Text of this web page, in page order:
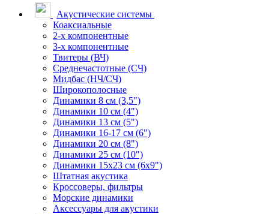
Акустические системы
Коаксиальные
2-х компонентные
3-х компонентные
Твитеры (ВЧ)
Среднечастотные (СЧ)
Мидбас (НЧ/СЧ)
Широкополосные
Динамики 8 см (3,5")
Динамики 10 см (4")
Динамики 13 см (5")
Динамики 16-17 см (6")
Динамики 20 см (8")
Динамики 25 см (10")
Динамики 15х23 см (6х9")
Штатная акустика
Кроссоверы, фильтры
Морские динамики
Аксессуары для акустики